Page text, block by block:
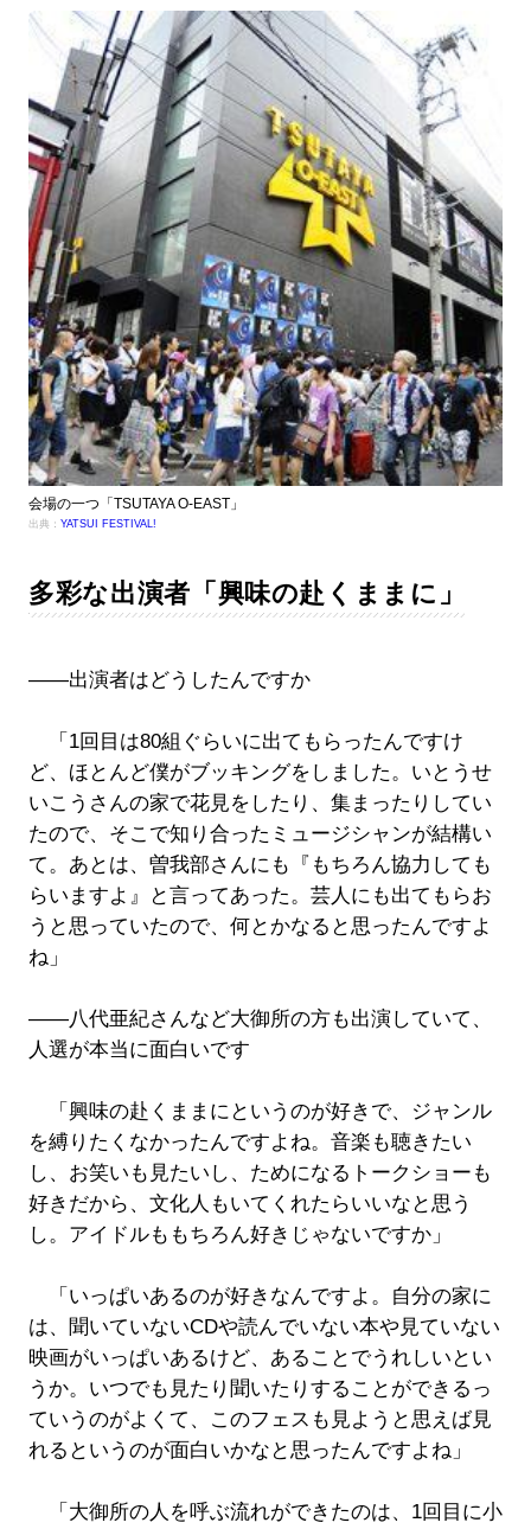
会場の一つ「TSUTAYA O-EAST」
出典： YATSUI FESTIVAL!
多彩な出演者「興味の赴くままに」
――出演者はどうしたんですか
「1回目は80組ぐらいに出てもらったんですけ
ど、ほとんど僕がブッキングをしました。いとうせ
いこうさんの家で花見をしたり、集まったりしてい
たので、そこで知り合ったミュージシャンが結構い
て。あとは、曽我部さんにも『もちろん協力しても
らいますよ』と言ってあった。芸人にも出てもらお
うと思っていたので、何とかなると思ったんですよ
ね」
――八代亜紀さんなど大御所の方も出演していて、
人選が本当に面白いです
「興味の赴くままにというのが好きで、ジャンル
を縛りたくなかったんですよね。音楽も聴きたい
し、お笑いも見たいし、ためになるトークショーも
好きだから、文化人もいてくれたらいいなと思う
し。アイドルももちろん好きじゃないですか」
「いっぱいあるのが好きなんですよ。自分の家に
は、聞いていないCDや読んでいない本や見ていない
映画がいっぱいあるけど、あることでうれしいとい
うか。いつでも見たり聞いたりすることができるっ
ていうのがよくて、このフェスも見ようと思えば見
れるというのが面白いかなと思ったんですよね」
「大御所の人を呼ぶ流れができたのは、1回目に小